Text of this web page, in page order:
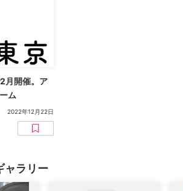
月開催。ア
ム
2022年12月22日
ャラリー